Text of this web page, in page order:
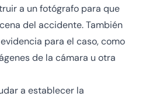
a un fotógrafo para que
del accidente. También
para el caso, como
de la cámara u otra
a establecer la